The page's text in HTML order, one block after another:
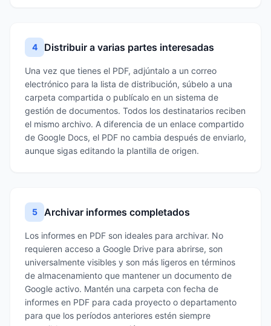
4 Distribuir a varias partes interesadas
Una vez que tienes el PDF, adjúntalo a un correo
electrónico para la lista de distribución, súbelo a una
carpeta compartida o publícalo en un sistema de
gestión de documentos. Todos los destinatarios reciben
el mismo archivo. A diferencia de un enlace compartido
de Google Docs, el PDF no cambia después de enviarlo,
aunque sigas editando la plantilla de origen.
5 Archivar informes completados
Los informes en PDF son ideales para archivar. No
requieren acceso a Google Drive para abrirse, son
universalmente visibles y son más ligeros en términos
de almacenamiento que mantener un documento de
Google activo. Mantén una carpeta con fecha de
informes en PDF para cada proyecto o departamento
para que los períodos anteriores estén siempre